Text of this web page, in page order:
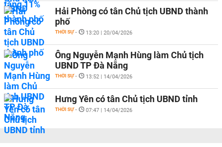
Hải Phòng có tân Chủ tịch UBND thành
phố
THỜI SỰ - 13:20 | 20/04/2026
Ông Nguyễn Mạnh Hùng làm Chủ tịch
UBND TP Đà Nẵng
THỜI SỰ - 13:52 | 14/04/2026
Hưng Yên có tân Chủ tịch UBND tỉnh
THỜI SỰ - 07:47 | 14/04/2026